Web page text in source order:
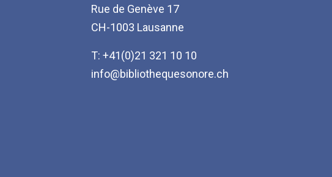
Rue de Genève 17
CH-1003 Lausanne
T: +41(0)21 321 10 10
info@bibliothequesonore.ch